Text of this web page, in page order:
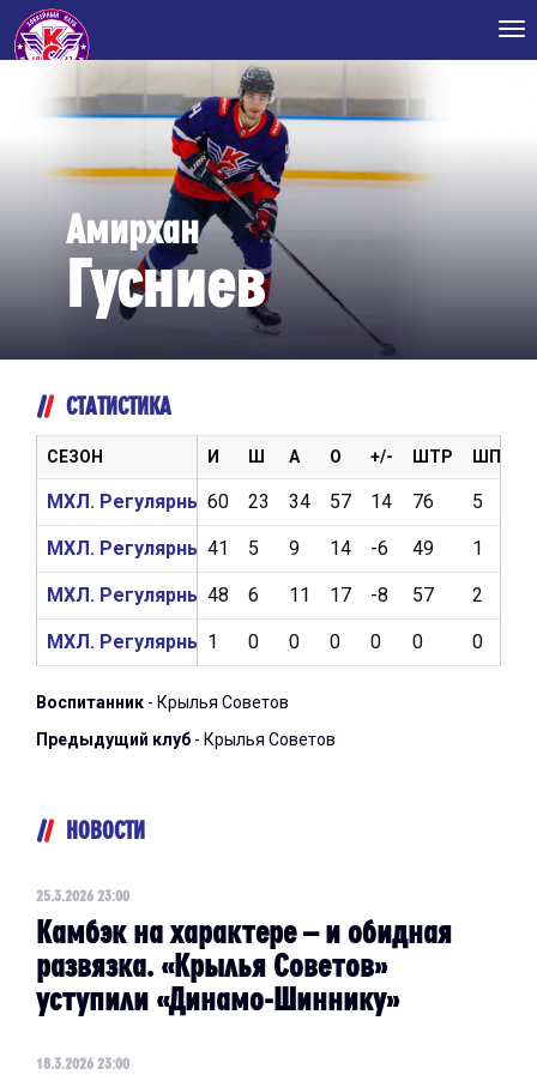
Амирхан
Гусниев
СТАТИСТИКА
И Ш А О +/- ШТР ШП
60 23 34 57 14 76 5
41 5 9 14 -6 49 1
48 6 11 17 -8 57 2
1 0 0 0 0 0 0
СЕЗОН
МХЛ. Регулярный чемпионат 2025/2026
МХЛ. Регулярный чемпионат 2024/2025
МХЛ. Регулярный чемпионат 2023/2024
МХЛ. Регулярный чемпионат 2022/2023
Воспитанник - Крылья Советов
Предыдущий клуб - Крылья Советов
НОВОСТИ
25.3.2026 23:00
Камбэк на характере – и обидная
развязка. «Крылья Советов»
уступили «Динамо-Шиннику»
18.3.2026 23:00